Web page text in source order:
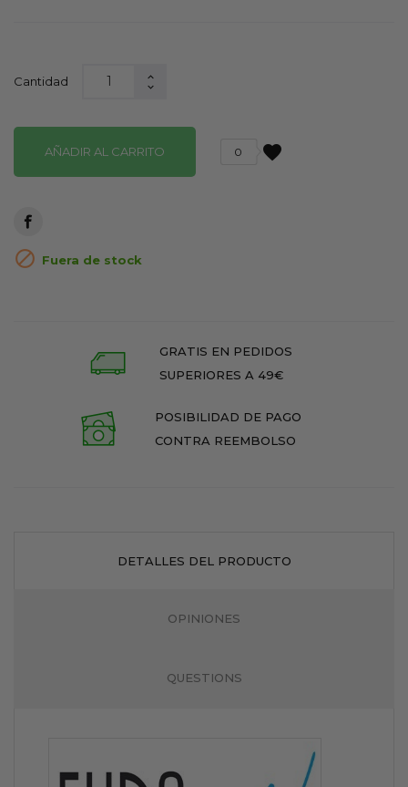
Cantidad
AÑADIR AL CARRITO favorite
0
 Fuera de stock
GRATIS EN PEDIDOS
SUPERIORES A 49€
POSIBILIDAD DE PAGO
CONTRA REEMBOLSO
DETALLES DEL PRODUCTO
OPINIONES
QUESTIONS